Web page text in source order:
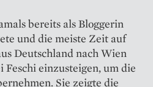
bereits als Bloggerin
und die meiste Zeit auf
Deutschland nach Wien
einzusteigen, um die
Sie zeigte die